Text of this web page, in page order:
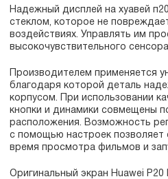
Надежный дисплей на хуавей
стеклом, которое не
воздействиях. Управлять им
высокочувствительного
Производителем применяется
благодаря которой деталь
корпусом. При использовании
кнопки и динамики совмещены
расположения. Возможность
с помощью настроек позволяет
время просмотра фильмов и
Оригинальный экран Huawei P20